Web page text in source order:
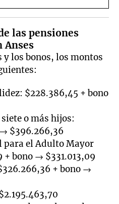
las pensiones
Anses
y los bonos, los montos
$228.386,45 + bono
o más hijos:
$396.266,36
para el Adulto Mayor
+ bono → $331.013,09
+ bono →